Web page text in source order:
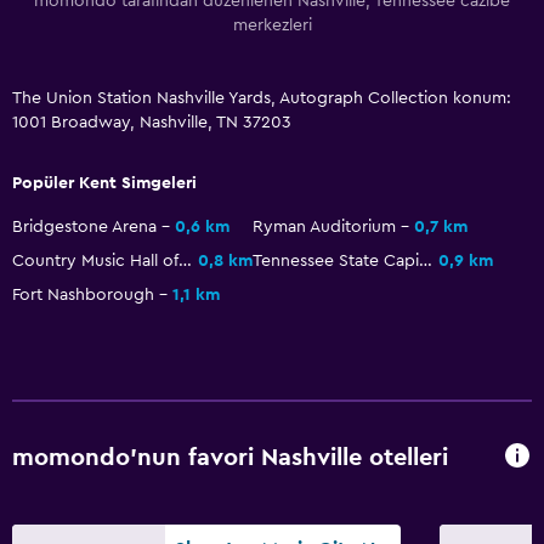
Tuvalet
Aile odaları
Depo
Oturma alanı
Çekyat
Düz ekran TV
merkezleri
The Union Station Nashville Yards, Autograph Collection konum:
1001 Broadway, Nashville, TN 37203
Popüler Kent Simgeleri
Bridgestone Arena 0,6 km Ryman Auditorium
0,7 km
Country Music Hall of Fame and Museum 0,8 km Tennessee State Capitol 0,9 km
Fort Nashborough
1,1 km
momondo'nun favori Nashville otelleri